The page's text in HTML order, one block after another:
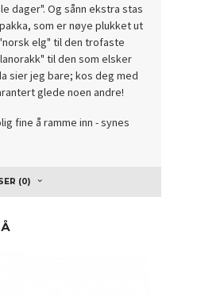
dager". Og sånn ekstra stas
som er nøye plukket ut
elg" til den trofaste
til den som elsker
sier jeg bare; kos deg med
glede noen andre!
fine å ramme inn - synes
(0)